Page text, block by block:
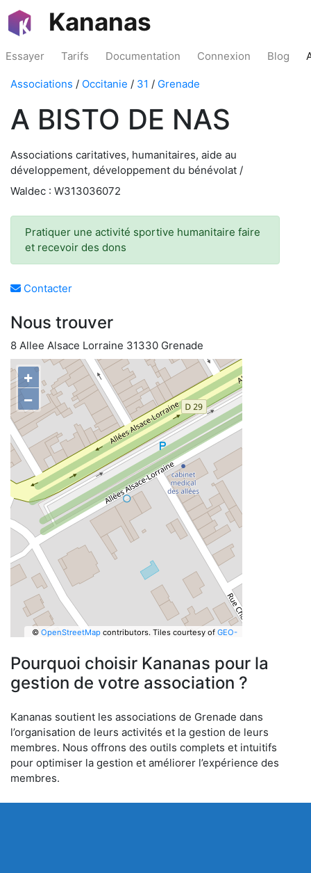
Kananas
Essayer Tarifs Documentation Connexion Blog
Associations / Occitanie / 31 / Grenade
A BISTO DE NAS
Associations caritatives, humanitaires, aide au
développement, développement du bénévolat /
Waldec : W313036072
Pratiquer une activité sportive humanitaire faire
et recevoir des dons
Contacter
Nous trouver
8 Allee Alsace Lorraine 31330 Grenade
+
−
© OpenStreetMapcontributors. Tiles courtesy of GEO-
Pourquoi choisir Kananas pour la
gestion de votre association ?
Kananas soutient les associations de Grenade dans
l’organisation de leurs activités et la gestion de leurs
membres. Nous offrons des outils complets et intuitifs
pour optimiser la gestion et améliorer l’expérience des
membres.